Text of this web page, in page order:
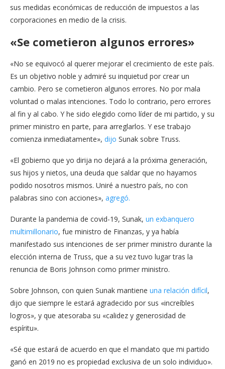
sus medidas económicas de reducción de impuestos a las
corporaciones en medio de la crisis.
«Se cometieron algunos errores»
«No se equivocó al querer mejorar el crecimiento de este país.
Es un objetivo noble y admiré su inquietud por crear un
cambio. Pero se cometieron algunos errores. No por mala
voluntad o malas intenciones. Todo lo contrario, pero errores
al fin y al cabo. Y he sido elegido como líder de mi partido, y su
primer ministro en parte, para arreglarlos. Y ese trabajo
comienza inmediatamente», dijo Sunak sobre Truss.
«El gobierno que yo dirija no dejará a la próxima generación,
sus hijos y nietos, una deuda que saldar que no hayamos
podido nosotros mismos. Uniré a nuestro país, no con
palabras sino con acciones», agregó.
Durante la pandemia de covid-19, Sunak, un exbanquero
multimillonario, fue ministro de Finanzas, y ya había
manifestado sus intenciones de ser primer ministro durante la
elección interna de Truss, que a su vez tuvo lugar tras la
renuncia de Boris Johnson como primer ministro.
Sobre Johnson, con quien Sunak mantiene una relación difícil,
dijo que siempre le estará agradecido por sus «increíbles
logros», y que atesoraba su «calidez y generosidad de
espíritu».
«Sé que estará de acuerdo en que el mandato que mi partido
ganó en 2019 no es propiedad exclusiva de un solo individuo».